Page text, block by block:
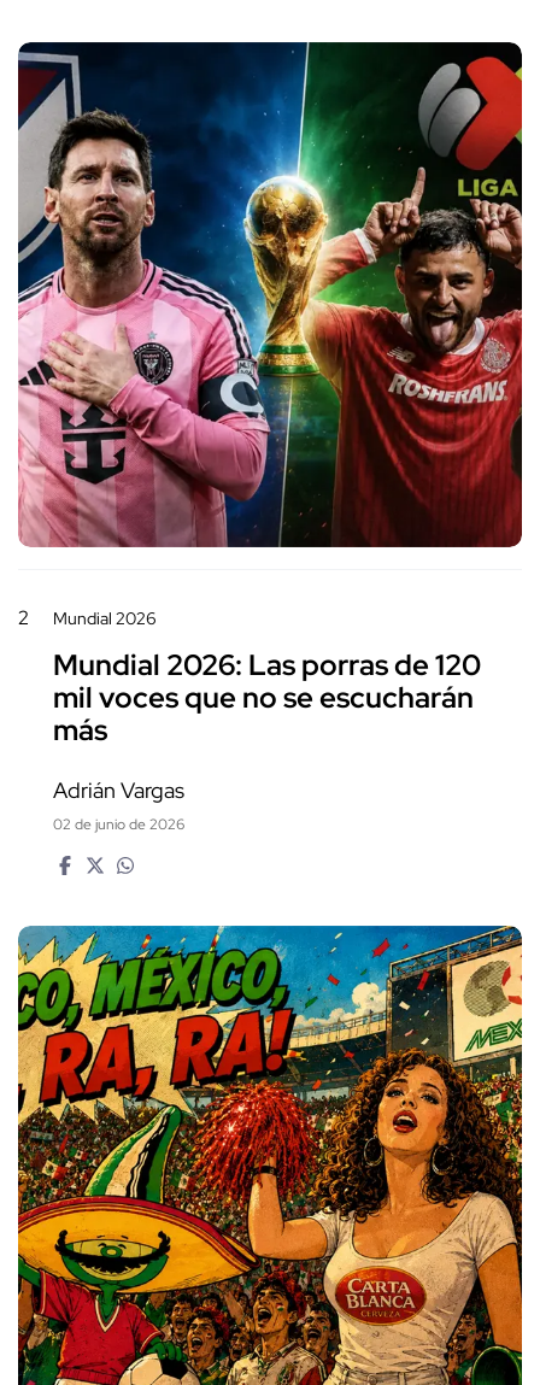
2 Mundial 2026
Mundial 2026: Las porras de 120
mil voces que no se escucharán
más
Adrián Vargas
02 de junio de 2026